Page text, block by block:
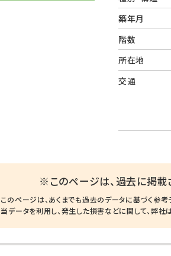
築年月
階数
所在地
交通
※このページは、過去に掲載
このページは、あくまでも過去のデータに基づく参
当データを利用し、発生した損害などに関して、弊